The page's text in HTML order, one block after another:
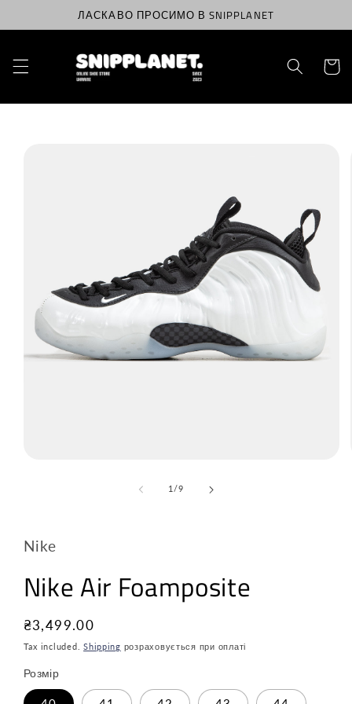
вмісту
ЛАСКАВО ПРОСИМО В SNIPPLANET
1 /з9
Nike
Nike Air Foamposite
Звичайна
ціна
₴3,499.00
Tax included.Shipping розраховується при оплаті
Розмір